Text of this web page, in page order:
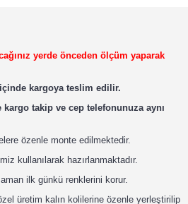
yerde önceden ölçüm yaparak
kargoya teslim edilir.
takip ve cep telefonunuza aynı
özenle monte edilmektedir.
kullanılarak hazırlanmaktadır.
ilk günkü renklerini korur.
üretim kalın kolilerine özenle yerleştirilip